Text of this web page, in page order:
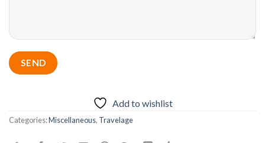
Add to wishlist
Categories:Miscellaneous, Travelage